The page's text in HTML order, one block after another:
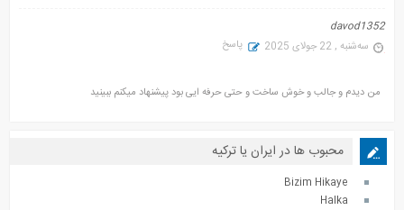
davod1352
سه‌شنبه , 22 جولای 2025
پاسخ
من دیدم و جالب و خوش ساخت و حتی حرفه ایی بود پیشنهاد میکنم ببینید
محبوب ها در ایران یا ترکیه